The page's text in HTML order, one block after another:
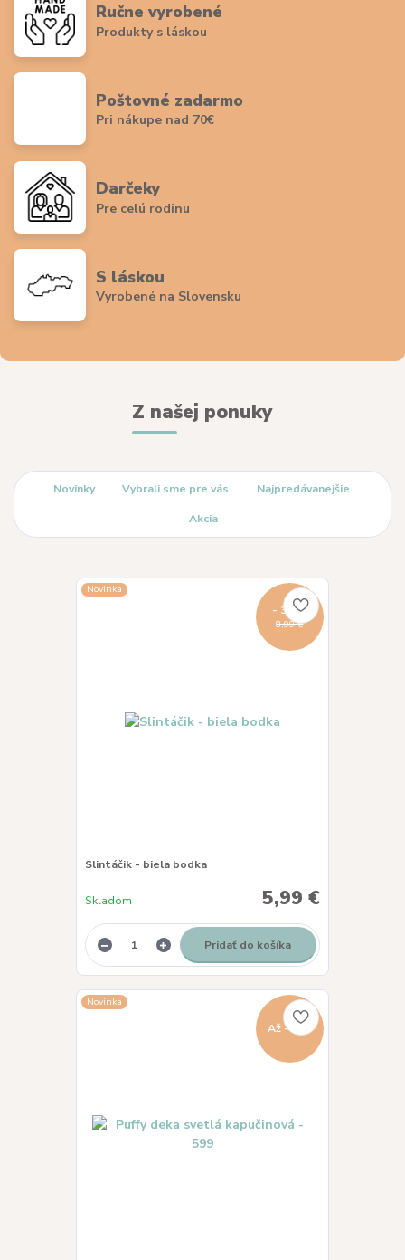
Ručne vyrobené
Produkty s láskou
Poštovné zadarmo
Pri nákupe nad 70€
Darčeky
Pre celú rodinu
S láskou
Vyrobené na Slovensku
Z našej ponuky
Novinky Vybrali sme pre vás Najpredávanejšie
Akcia
Novinka
8,99 €
- 33 %
Slintáčik - biela bodka
5,99 €
Skladom
Pridať do košíka
Novinka
Až - 8 %